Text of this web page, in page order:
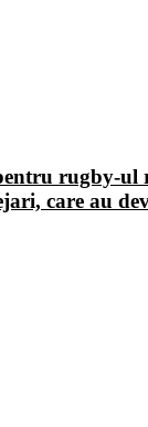
rugby-ul
care au